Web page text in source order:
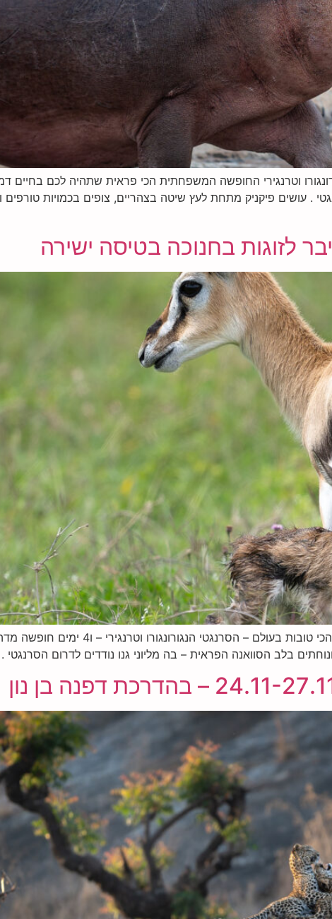
וטרנגירי החופשה המשפחתית הכי פראית שתהיה לכם בחיים
. עושים פיקניק מתחת לעץ שיטה בצהריים, צופים בכמויות טורפים
לזוגות בחנוכה בטיסה ישירה
10 ימים בטנזניה וזנזיבר מתוכם – 5 ימים נטו של
בלב הסוואנה הפראית – בה מליוני גנו נודדים לדרום